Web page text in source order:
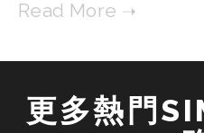
更多熱門